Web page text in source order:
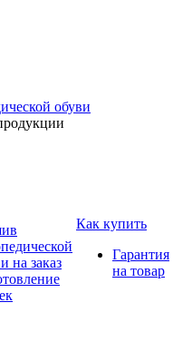
на заказ
Как купить
Гарантия
на товар